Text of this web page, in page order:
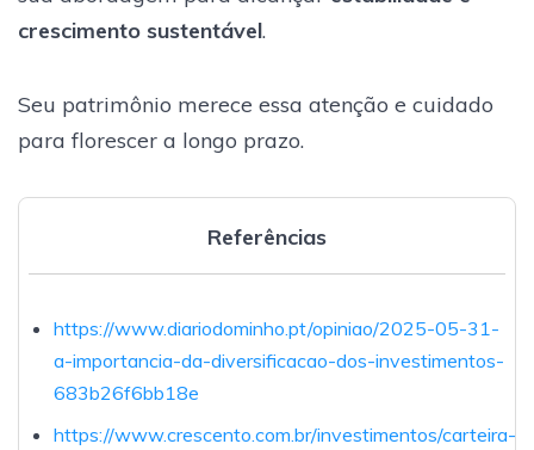
crescimento sustentável.
Seu patrimônio merece essa atenção e cuidado
para florescer a longo prazo.
Referências
https://www.diariodominho.pt/opiniao/2025-05-31-
a-importancia-da-diversificacao-dos-investimentos-
683b26f6bb18e
https://www.crescento.com.br/investimentos/carteira-